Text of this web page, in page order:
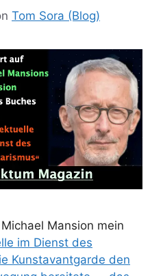
Tom Sora (Blog)
Mansion mein
im Dienst des
Kunstavantgarde den